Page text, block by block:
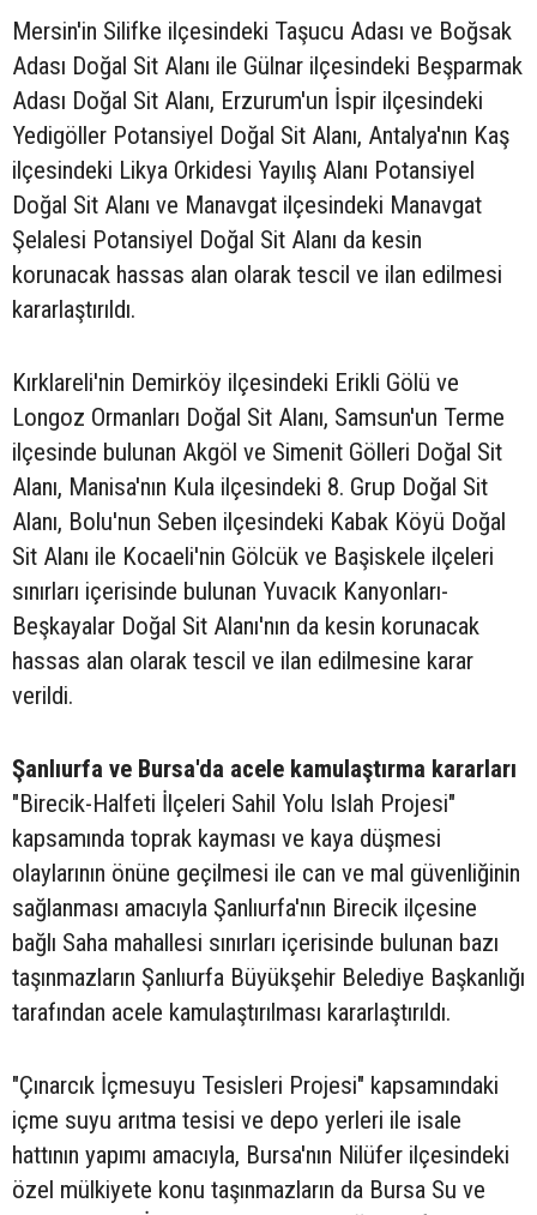
Mersin'in Silifke ilçesindeki Taşucu Adası ve Boğsak
Adası Doğal Sit Alanı ile Gülnar ilçesindeki Beşparmak
Adası Doğal Sit Alanı, Erzurum'un İspir ilçesindeki
Yedigöller Potansiyel Doğal Sit Alanı, Antalya'nın Kaş
ilçesindeki Likya Orkidesi Yayılış Alanı Potansiyel
Doğal Sit Alanı ve Manavgat ilçesindeki Manavgat
Şelalesi Potansiyel Doğal Sit Alanı da kesin
korunacak hassas alan olarak tescil ve ilan edilmesi
kararlaştırıldı.
Kırklareli'nin Demirköy ilçesindeki Erikli Gölü ve
Longoz Ormanları Doğal Sit Alanı, Samsun'un Terme
ilçesinde bulunan Akgöl ve Simenit Gölleri Doğal Sit
Alanı, Manisa'nın Kula ilçesindeki 8. Grup Doğal Sit
Alanı, Bolu'nun Seben ilçesindeki Kabak Köyü Doğal
Sit Alanı ile Kocaeli'nin Gölcük ve Başiskele ilçeleri
sınırları içerisinde bulunan Yuvacık Kanyonları-
Beşkayalar Doğal Sit Alanı'nın da kesin korunacak
hassas alan olarak tescil ve ilan edilmesine karar
verildi.
Şanlıurfa ve Bursa'da acele kamulaştırma kararları
"Birecik-Halfeti İlçeleri Sahil Yolu Islah Projesi"
kapsamında toprak kayması ve kaya düşmesi
olaylarının önüne geçilmesi ile can ve mal güvenliğinin
sağlanması amacıyla Şanlıurfa'nın Birecik ilçesine
bağlı Saha mahallesi sınırları içerisinde bulunan bazı
taşınmazların Şanlıurfa Büyükşehir Belediye Başkanlığı
tarafından acele kamulaştırılması kararlaştırıldı.
"Çınarcık İçmesuyu Tesisleri Projesi" kapsamındaki
içme suyu arıtma tesisi ve depo yerleri ile isale
hattının yapımı amacıyla, Bursa'nın Nilüfer ilçesindeki
özel mülkiyete konu taşınmazların da Bursa Su ve